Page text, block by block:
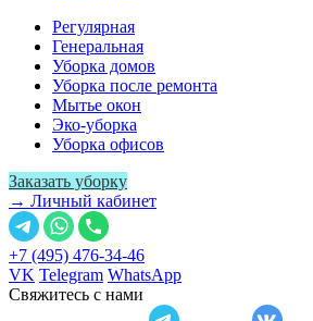
Регулярная
Генеральная
Уборка домов
Уборка после ремонта
Мытье окон
Эко-уборка
Уборка офисов
Заказать уборку
→ Личный кабинет
+7 (495) 476-34-46
VK Telegram WhatsApp
Свяжитесь с нами